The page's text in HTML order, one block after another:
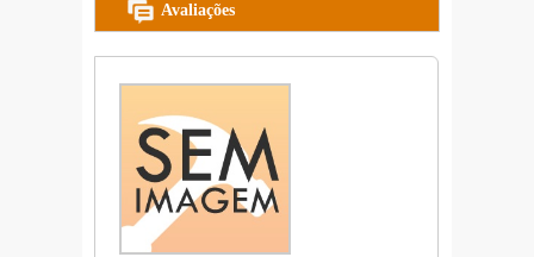
Avaliações